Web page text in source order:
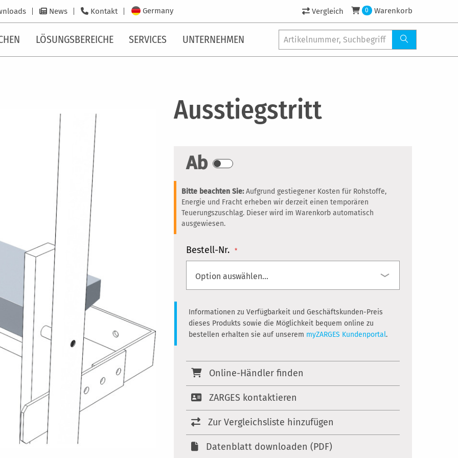
News Kontakt Germany Vergleich 0 Warenkorb
LÖSUNGSBEREICHE SERVICES UNTERNEHMEN
Ausstiegstritt
Ab
Bitte beachten Sie:Aufgrund gestiegener Kosten für Rohstoffe,
Energie und Fracht erheben wir derzeit einen temporären
Teuerungszuschlag. Dieser wird im Warenkorb automatisch
ausgewiesen.
Bestell-Nr.
Informationen zu Verfügbarkeit und Geschäftskunden-Preis
dieses Produkts sowie die Möglichkeit bequem online zu
bestellen erhalten sie auf unserem myZARGES Kundenportal.
Online-Händler finden
ZARGES kontaktieren
Zur Vergleichsliste hinzufügen
Datenblatt downloaden (PDF)